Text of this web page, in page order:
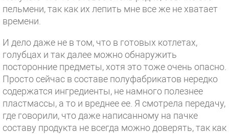
пельмени, так как их лепить мне все же не хватает
времени.
И дело даже не в том, что в готовых котлетах,
голубцах и так далее можно обнаружить
посторонние предметы, хотя это тоже очень опасно.
Просто сейчас в составе полуфабрикатов нередко
содержатся ингредиенты, не намного полезнее
пластмассы, а то и вреднее ее. Я смотрела передачу,
где говорили, что даже написанному на пачке
составу продукта не всегда можно доверять, так как